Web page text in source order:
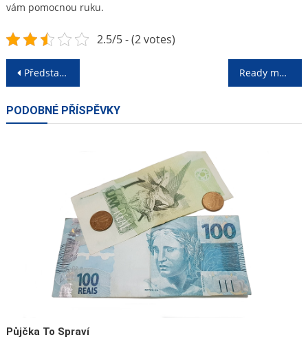
vám pomocnou ruku.
2.5/5 - (2 votes)
Navigace
příspěvek
Představte své služby Ready made společnosti
PODOBNÉ PŘÍSPĚVKY
Půjčka To Spraví